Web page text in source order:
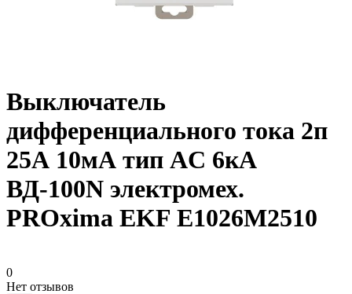
Выключатель
дифференциального тока 2п
25А 10мА тип AC 6кА
ВД-100N электромех.
PROxima EKF E1026M2510
0
Нет отзывов